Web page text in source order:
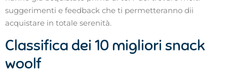
suggerimenti e feedback che ti permetteranno dii
acquistare in totale serenità.
Classifica dei 10 migliori snack
woolf